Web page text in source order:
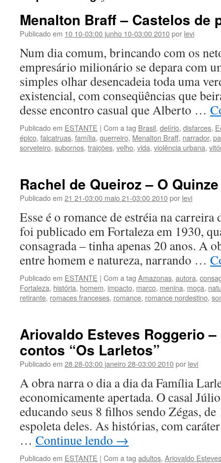
Menalton Braff – Castelos de
Publicado em 10 10-03:00 junho 10-03:00 2010por levi
Num dia comum, brincando com os
empresário milionário se depara com
simples olhar desencadeia toda uma
existencial, com conseqüências que
desse encontro casual que Alberto …
Publicado em ESTANTE | Com a tag Brasil, delírio, disfarces,
épico, falcatruas, família, guerreiro, Menalton Braff, narrador,
sorveteiro, subornos, traições, velho, vida, violência urbana,
Rachel de Queiroz – O Quinze
Publicado em 21 21-03:00 maio 21-03:00 2010por levi
Esse é o romance de estréia na carreira
foi publicado em Fortaleza em 1930,
consagrada – tinha apenas 20 anos. A
entre homem e natureza, narrando …
Publicado em ESTANTE | Com a tag Amazonas, autora,
Fortaleza, história, homem, impacto, marco, menina, moça,
retirante, romaces franceses, romance, romance nordestino,
Ariovaldo Esteves Roggerio
contos “Os Larletos”
Publicado em 28 28-03:00 janeiro 28-03:00 2010por levi
A obra narra o dia a dia da Família
economicamente apertada. O casal
educando seus 8 filhos sendo Zégas,
espoleta deles. As histórias, com
… Continue lendo →
Publicado em ESTANTE | Com a tag adultos, Ariovaldo